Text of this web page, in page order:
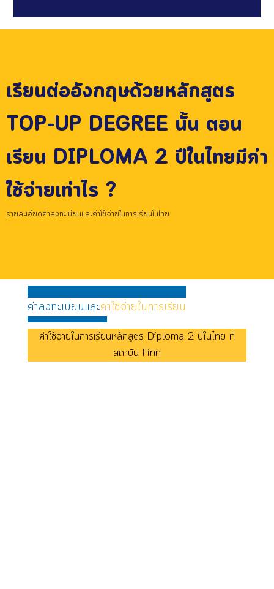
เรียนต่ออังกฤษด้วยหลักสูตร
TOP-UP DEGREE นั้น ตอน
เรียน DIPLOMA 2 ปีในไทยมีค่า
ใช้จ่ายเท่าไร ?
รายละเอียดค่าลงทะเบียนและค่าใช้จ่ายในการเรียนในไทย
ค่าลงทะเบียนและค่าใช้จ่ายในการเรียน
ค่าใช้จ่ายในการเรียนหลักสูตร Diploma 2 ปีในไทย ที่
สถาบัน Finn